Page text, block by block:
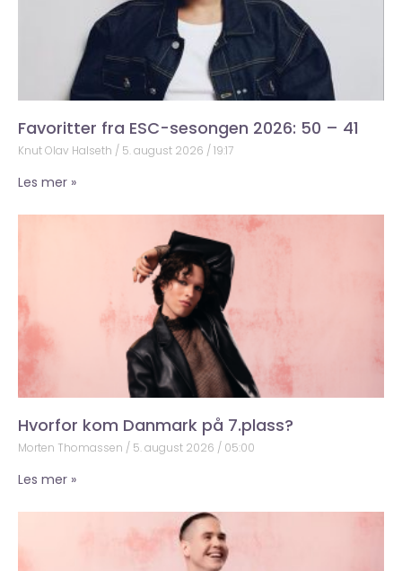
Favoritter fra ESC-sesongen 2026: 50 – 41
Knut Olav Halseth 5. august 2026 19:17
Les mer »
Hvorfor kom Danmark på 7.plass?
Morten Thomassen 5. august 2026 05:00
Les mer »